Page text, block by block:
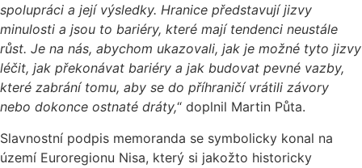
spolupráci a její výsledky. Hranice představují jizvy
minulosti a jsou to bariéry, které mají tendenci neustále
růst. Je na nás, abychom ukazovali, jak je možné tyto jizvy
léčit, jak překonávat bariéry a jak budovat pevné vazby,
které zabrání tomu, aby se do příhraničí vrátili závory
nebo dokonce ostnaté dráty,“ doplnil Martin Půta.
Slavnostní podpis memoranda se symbolicky konal na
území Euroregionu Nisa, který si jakožto historicky